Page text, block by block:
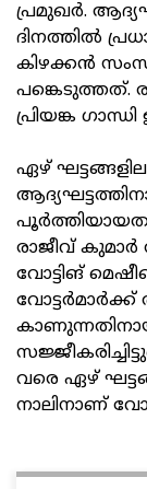
പ്രമുഖര്‍.
ദിനത്തില്‍
കിഴക്കന്‍
പങ്കെടുത്തത്.
പ്രിയങ്ക
ഏഴ്
രാജീവ് കുമാര്‍
വോട്ടിങ്
വരെ ഏഴ്
നാലിനാണ്